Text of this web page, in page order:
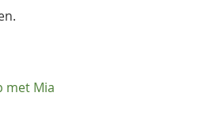
met Mia